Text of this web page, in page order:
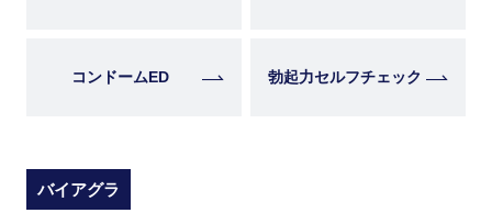
コンドームED 勃起力セルフチェック
バイアグラ